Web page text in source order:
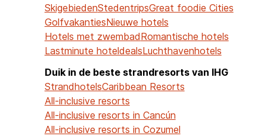
SkigebiedenStedentripsGreat foodie Cities
GolfvakantiesNieuwe hotels
Hotels met zwembadRomantische hotels
Lastminute hoteldealsLuchthavenhotels
Duik in de beste strandresorts van IHG
StrandhotelsCaribbean Resorts
All-inclusive resorts
All-inclusive resorts in Cancún
All-inclusive resorts in Cozumel